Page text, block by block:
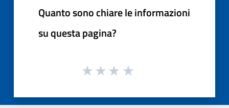
Quanto sono chiare le informazioni
su questa pagina?